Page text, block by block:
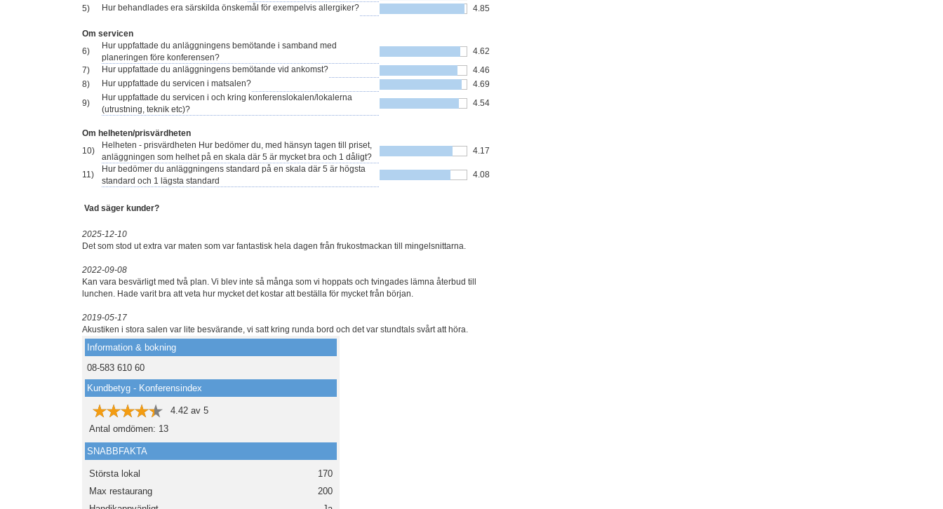
5)
Hur behandlades era särskilda önskemål för exempelvis allergiker? 4.85
Om servicen
6)
Hur uppfattade du anläggningens bemötande i samband med
planeringen före konferensen?
4.62
7)
Hur uppfattade du anläggningens bemötande vid ankomst?
4.46
8)
Hur uppfattade du servicen i matsalen?
4.69
9)
Hur uppfattade du servicen i och kring konferenslokalen/lokalerna
(utrustning, teknik etc)?
4.54
Om helheten/prisvärdheten
10)
Helheten - prisvärdheten Hur bedömer du, med hänsyn tagen till priset,
anläggningen som helhet på en skala där 5 är mycket bra och 1 dåligt?
4.17
11)
Hur bedömer du anläggningens standard på en skala där 5 är högsta
standard och 1 lägsta standard
4.08
Vad säger kunder?
2025-12-10
Det som stod ut extra var maten som var fantastisk hela dagen från frukostmackan till mingelsnittarna.
2022-09-08
Kan vara besvärligt med två plan. Vi blev inte så många som vi hoppats och tvingades lämna återbud till
lunchen. Hade varit bra att veta hur mycket det kostar att beställa för mycket från början.
2019-05-17
Akustiken i stora salen var lite besvärande, vi satt kring runda bord och det var stundtals svårt att höra.
Information & bokning
08-583 610 60
Kundbetyg - Konferensindex
4.42 av 5
Antal omdömen: 13
SNABBFAKTA
Största lokal
170
Max restaurang
200